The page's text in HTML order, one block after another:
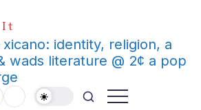
identity, religion, a
wads literature @ 2¢ a pop